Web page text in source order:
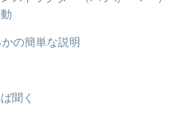
の簡単な説明
聞く